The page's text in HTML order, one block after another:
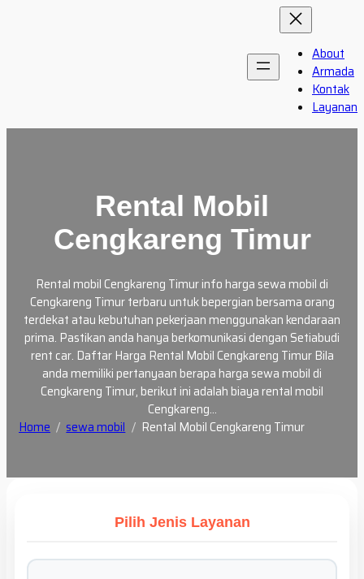
About
Armada
Kontak
Layanan
Rental Mobil
Cengkareng Timur
Rental mobil Cengkareng Timur info harga sewa mobil di
Cengkareng Timur terbaru untuk bepergian bersama orang
terdekat atau kebutuhan pekerjaan menggunakan kendaraan
prima. Pastikan anda hanya berkomunikasi dengan Setiabudi
rent car. Daftar Harga Rental Mobil Cengkareng Timur Bila
anda memiliki pertanyaan berapa harga sewa mobil di
Cengkareng Timur, berikut ini adalah biaya rental mobil
Cengkareng…
Home
sewa mobil Rental Mobil Cengkareng Timur
Pilih Jenis Layanan